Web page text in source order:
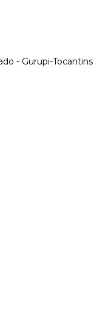
- Gurupi-Tocantins